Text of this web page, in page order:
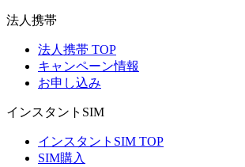
法人携帯
法人携帯 TOP
キャンペーン情報
お申し込み
インスタントSIM
インスタントSIM TOP
SIM購入